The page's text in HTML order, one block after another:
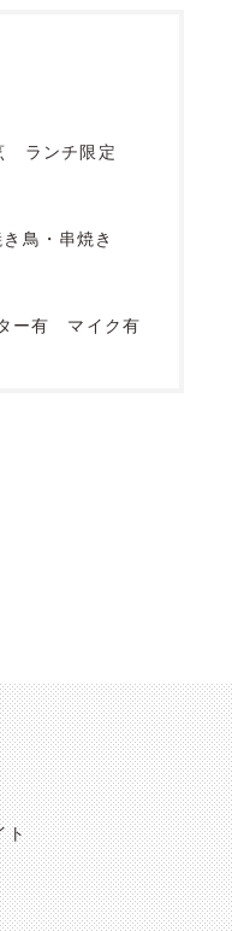
ランチ限定
き鳥・串焼き
ー有
マイク有
ト